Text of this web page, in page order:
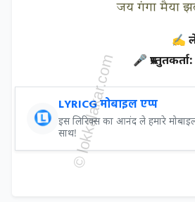
जय गंगा मैया
✍
🎤 प्रस्तुतकर्ता:
LYRICG मोबाइल एप्प
इस लिरिक्स का आनंद ले हमारे
साथ!